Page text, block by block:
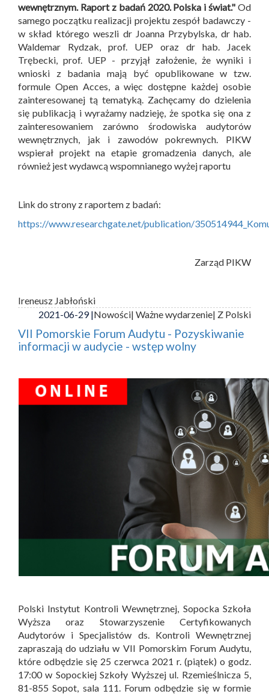
wewnętrznym. Raport z badań 2020. Polska i świat." Od
samego początku realizacji projektu zespół badawczy -
w skład którego weszli dr Joanna Przybylska, dr hab.
Waldemar Rydzak, prof. UEP oraz dr hab. Jacek
Trębecki, prof. UEP - przyjął założenie, że wyniki i
wnioski z badania mają być opublikowane w tzw.
formule Open Acces, a więc dostępne każdej osobie
zainteresowanej tą tematyką. Zachęcamy do dzielenia
się publikacją i wyrażamy nadzieję, że spotka się ona z
zainteresowaniem zarówno środowiska audytorów
wewnętrznych, jak i zawodów pokrewnych. PIKW
wspierał projekt na etapie gromadzenia danych, ale
również jest wydawcą wspomnianego wyżej raportu
Link do strony z raportem z badań:
https://www.researchgate.net/publication/
Zarząd PIKW
Ireneusz Jabłoński
2021-06-29 |Nowości| Ważne wydarzenie| Z Polski
VII Pomorskie Forum Audytu - Pozyskiwanie
informacji w audycie - wstęp wolny
Polski Instytut Kontroli Wewnętrznej, Sopocka Szkoła
Wyższa oraz Stowarzyszenie Certyfikowanych
Audytorów i Specjalistów ds. Kontroli Wewnętrznej
zapraszają do udziału w VII Pomorskim Forum Audytu,
które odbędzie się 25 czerwca 2021 r. (piątek) o godz.
17:00 w Sopockiej Szkoły Wyższej ul. Rzemieślnicza 5,
81-855 Sopot, sala 111. Forum odbędzie się w formie